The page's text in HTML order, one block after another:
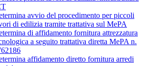
avvio del procedimento per piccoli
di edilizia tramite trattativa sul MePA
di affidamento fornitura attrezzatura
a seguito trattativa diretta MePA n.
affidamento diretto fornitura arredi